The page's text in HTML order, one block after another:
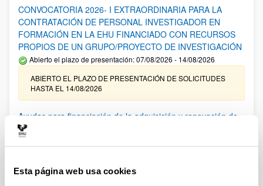
Esta página web usa cookies
CONVOCATORIA 2026- I EXTRAORDINARIA PARA LA
CONTRATACIÓN DE PERSONAL INVESTIGADOR EN
FORMACIÓN EN LA EHU FINANCIADO CON RECURSOS
PROPIOS DE UN GRUPO/PROYECTO DE INVESTIGACIÓN
Abierto el plazo de presentación: 07/08/2026 - 14/08/2026
ABIERTO EL PLAZO DE PRESENTACIÓN DE SOLICITUDES
HASTA EL 14/08/2026
Ayudas para financiación de la adquisición y renovación de
infraestructura científica y fondos bibliográficos en la
UPV/EHU 2026
25/03/2026: Corrección de errores del listado provisional de